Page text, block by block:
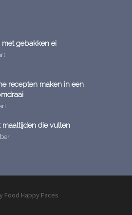
met gebakken ei
recepten maken in een
maaltijden die vullen
Food Happy Faces